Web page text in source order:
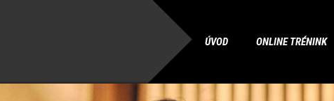
ÚVOD ONLINE TRÉNINK